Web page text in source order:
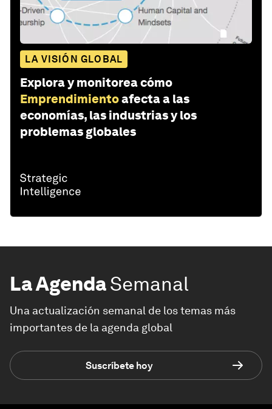
LA VISIÓN GLOBAL
Explora y monitorea cómo
Emprendimientoafecta a las
economías, las industrias y los
problemas globales
La AgendaSemanal
Una actualización semanal de los temas más
importantes de la agenda global
Suscríbete hoy